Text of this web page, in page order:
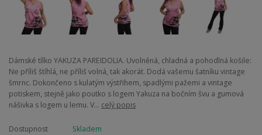
Dámské tílko YAKUZA PAREIDOLIA. Uvolněná, chladná a pohodlná košile:
Ne příliš štíhlá, ne příliš volná, tak akorát. Dodá vašemu šatníku vintage
šmrnc. Dokončeno s kulatým výstřihem, spadlými pažemi a vintage
potiskem, stejně jako poutko s logem Yakuza na bočním švu a gumová
nášivka s logem u lemu. V... celý popis
Dostupnost
Skladem